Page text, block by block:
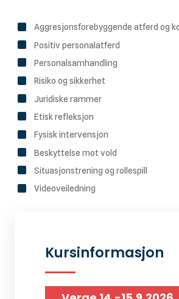
Aggresjonsforebyggende atferd og
Positiv personalatferd
Personalsamhandling
Risiko og sikkerhet
Juridiske rammer
Etisk refleksjon
Fysisk intervensjon
Beskyttelse mot vold
Situasjonstrening og rollespill
Videoveiledning
Kursinformasjon